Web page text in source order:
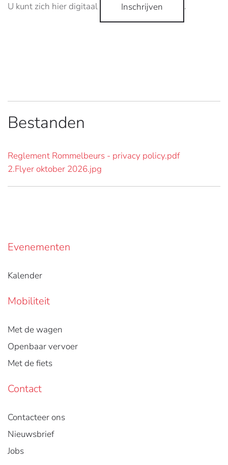
U kunt zich hier digitaal Inschrijven .
Bestanden
Reglement Rommelbeurs - privacy policy.pdf
2.Flyer oktober 2026.jpg
Evenementen
Kalender
Mobiliteit
Met de wagen
Openbaar vervoer
Met de fiets
Contact
Contacteer ons
Nieuwsbrief
Jobs